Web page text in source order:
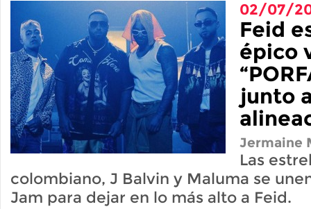
02/07/
Feid
épico
junto
Jermaine
Las
colombiano, J Balvin y Maluma se
Jam para dejar en lo más alto a Feid.